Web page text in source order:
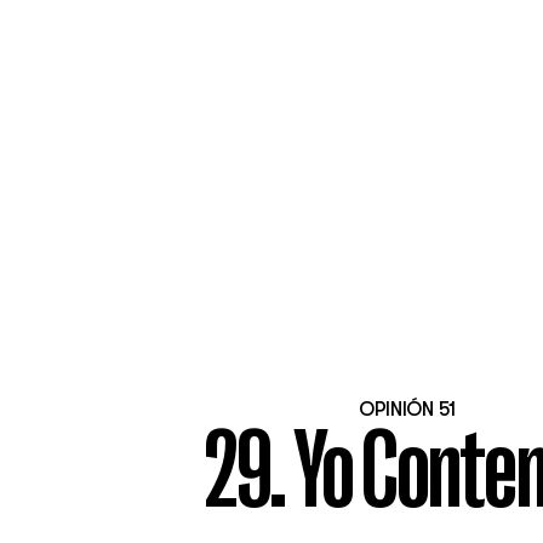
OPINIÓN 51
29. Yo